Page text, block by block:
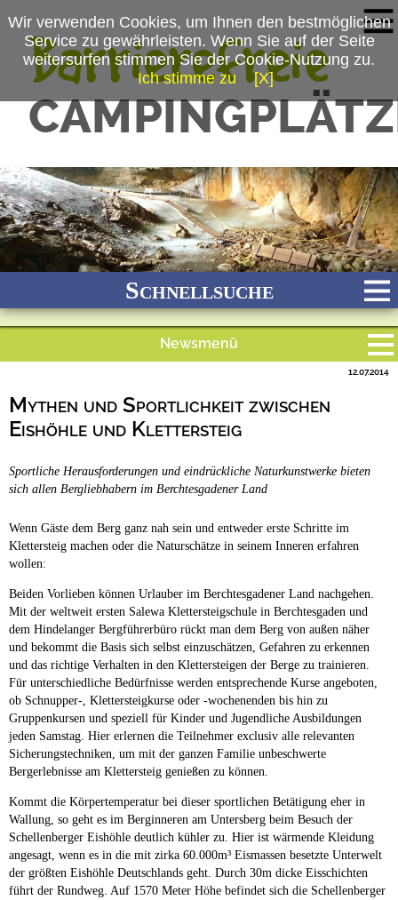
Schnellsuche
Ganzjährig geöffnet
Newsmenü
Campingplätze
Touristik
Mythen und Sportlichkeit zwischen
Eishöhle und Klettersteig
12.07.2014
Sportliche Herausforderungen und eindrückliche Naturkunstwerke bieten
sich allen Bergliebhabern im Berchtesgadener Land
Wenn Gäste dem Berg ganz nah sein und entweder erste Schritte im
Klettersteig machen oder die Naturschätze in seinem Inneren erfahren
wollen:
Beiden Vorlieben können Urlauber im Berchtesgadener Land nachgehen.
Mit der weltweit ersten Salewa Klettersteigschule in Berchtesgaden und
dem Hindelanger Bergführerbüro rückt man dem Berg von außen näher
und bekommt die Basis sich selbst einzuschätzen, Gefahren zu erkennen
und das richtige Verhalten in den Klettersteigen der Berge zu trainieren.
Für unterschiedliche Bedürfnisse werden entsprechende Kurse angeboten,
ob Schnupper-, Klettersteigkurse oder -wochenenden bis hin zu
Gruppenkursen und speziell für Kinder und Jugendliche Ausbildungen
jeden Samstag. Hier erlernen die Teilnehmer exclusiv alle relevanten
Sicherungstechniken, um mit der ganzen Familie unbeschwerte
Bergerlebnisse am Klettersteig genießen zu können.
Kommt die Körpertemperatur bei dieser sportlichen Betätigung eher in
Wallung, so geht es im Berginneren am Untersberg beim Besuch der
Schellenberger Eishöhle deutlich kühler zu. Hier ist wärmende Kleidung
angesagt, wenn es in die mit zirka 60.000m³ Eismassen besetzte Unterwelt
der größten Eishöhle Deutschlands geht. Durch 30m dicke Eisschichten
führt der Rundweg. Auf 1570 Meter Höhe befindet sich die Schellenberger
Wir verwenden Cookies, um Ihnen den bestmöglichen
Service zu gewährleisten. Wenn Sie auf der Seite
weitersurfen stimmen Sie der Cookie-Nutzung zu.
Ich stimme zu
[X]